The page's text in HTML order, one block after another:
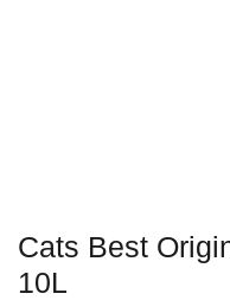
Cats Best
10L